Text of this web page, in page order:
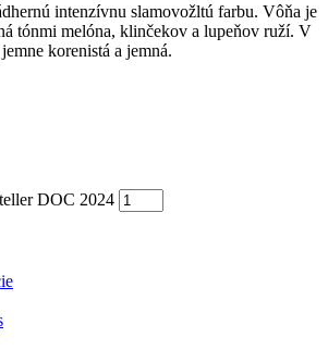
intenzívnu slamovožltú farbu. Vôňa je
tónmi melóna, klinčekov a lupeňov ruží. V
korenistá a jemná.
DOC 2024